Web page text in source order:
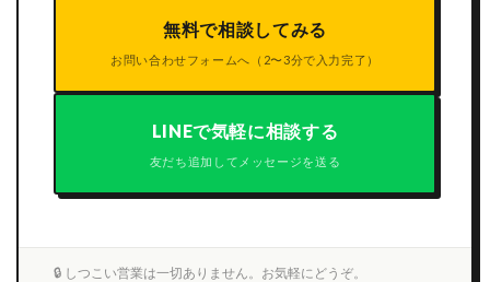
無料で相談してみる
お問い合わせフォームへ（2〜3分で入力完了）
LINEで気軽に相談する
友だち追加してメッセージを送る
🔒 しつこい営業は一切ありません。お気軽にどうぞ。